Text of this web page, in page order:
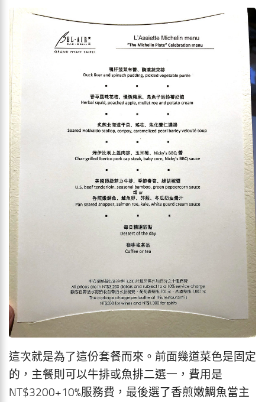
這次就是為了這份套餐而來。前面幾道菜色是固定
的，主餐則可以牛排或魚排二選一，費用是
NT$3200+10%服務費，最後選了香煎嫩鯛魚當主